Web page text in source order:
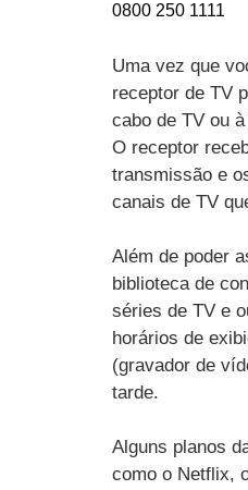
0800 250 1111
Uma vez que
receptor de TV
cabo de TV ou
O receptor
transmissão e
canais de TV
Além de poder
biblioteca de
séries de TV e
horários de
(gravador de
tarde.
Alguns planos
como o Netflix,